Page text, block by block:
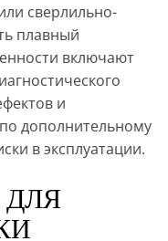
сверлильно-
плавный
включают
и
дополнительному
в эксплуатации.